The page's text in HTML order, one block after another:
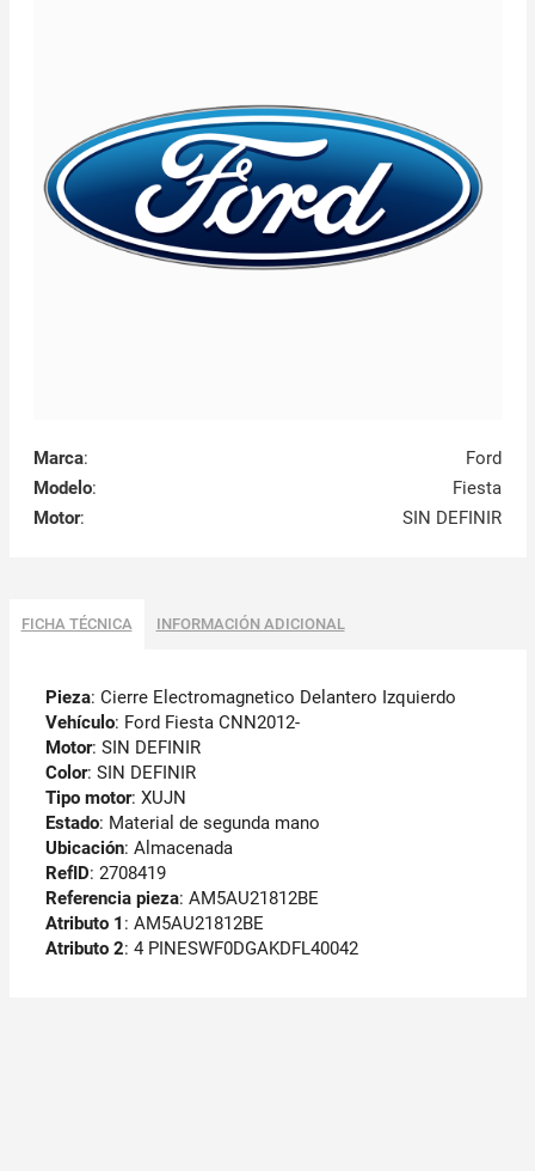
Marca:
Ford
Modelo:
Fiesta
Motor: SIN DEFINIR
FICHA TÉCNICA INFORMACIÓN ADICIONAL
Pieza: Cierre Electromagnetico Delantero Izquierdo
Vehículo: Ford Fiesta CNN2012-
Motor: SIN DEFINIR
Color: SIN DEFINIR
Tipo motor: XUJN
Estado: Material de segunda mano
Ubicación: Almacenada
RefID: 2708419
Referencia pieza: AM5AU21812BE
Atributo 1 : AM5AU21812BE
Atributo 2: 4 PINESWF0DGAKDFL40042